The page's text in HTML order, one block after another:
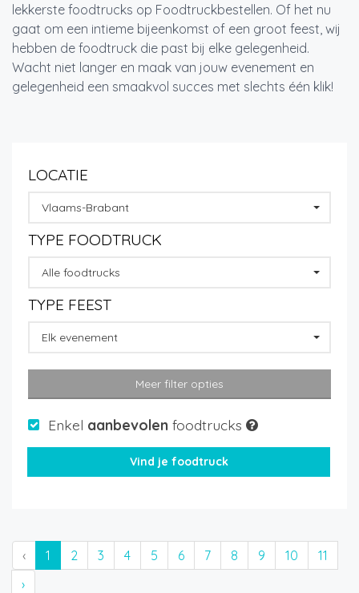
lekkerste foodtrucks op Foodtruckbestellen. Of het nu
gaat om een intieme bijeenkomst of een groot feest, wij
hebben de foodtruck die past bij elke gelegenheid.
Wacht niet langer en maak van jouw evenement en
gelegenheid een smaakvol succes met slechts één klik!
LOCATIE
Vlaams-Brabant
TYPE FOODTRUCK
Alle foodtrucks
TYPE FEEST
Elk evenement
Meer filter opties
Enkel aanbevolen foodtrucks
‹ 1 2 3 4 5 6 7 8 9 10
11
›